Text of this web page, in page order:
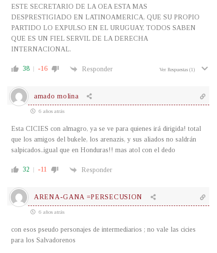
ESTE SECRETARIO DE LA OEA ESTA MAS
DESPRESTIGIADO EN LATINOAMERICA, QUE SU PROPIO
PARTIDO LO EXPULSO EN EL URUGUAY, TODOS SABEN
QUE ES UN FIEL SERVIL DE LA DERECHA
INTERNACIONAL.
38 -16 Responder Ver Respuestas (1)
amado molina
6 años atrás
Esta CICIES con almagro, ya se ve para quienes irá dirigida! total
que los amigos del bukele, los arenazis, y sus aliados no saldrán
salpicados..igual que en Honduras!! mas atol con el dedo
32 -11 Responder
ARENA-GANA =PERSECUSION
6 años atrás
con esos pseudo personajes de intermediarios ; no vale las cicies
para los Salvadorenos